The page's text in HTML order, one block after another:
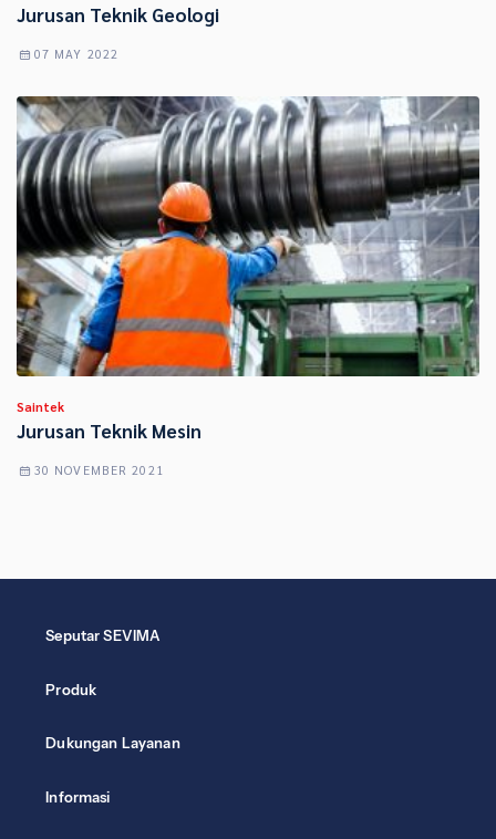
Jurusan Teknik Geologi
07 MAY 2022
Saintek
Jurusan Teknik Mesin
30 NOVEMBER 2021
Seputar SEVIMA
Produk
Dukungan Layanan
Informasi